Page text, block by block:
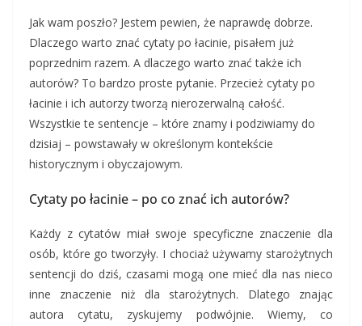
Jak wam poszło? Jestem pewien, że naprawdę dobrze.
Dlaczego warto znać cytaty po łacinie, pisałem już
poprzednim razem. A dlaczego warto znać także ich
autorów? To bardzo proste pytanie. Przecież cytaty po
łacinie i ich autorzy tworzą nierozerwalną całość.
Wszystkie te sentencje – które znamy i podziwiamy do
dzisiaj – powstawały w określonym kontekście
historycznym i obyczajowym.
Cytaty po łacinie – po co znać ich autorów?
Każdy z cytatów miał swoje specyficzne znaczenie dla
osób, które go tworzyły. I chociaż używamy starożytnych
sentencji do dziś, czasami mogą one mieć dla nas nieco
inne znaczenie niż dla starożytnych. Dlatego znając
autora cytatu, zyskujemy podwójnie. Wiemy, co